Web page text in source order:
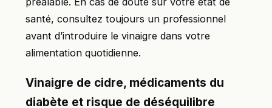
santé, consultez toujours un professionnel
avant d’introduire le vinaigre dans votre
alimentation quotidienne.
Vinaigre de cidre, médicaments du
diabète et risque de déséquilibre